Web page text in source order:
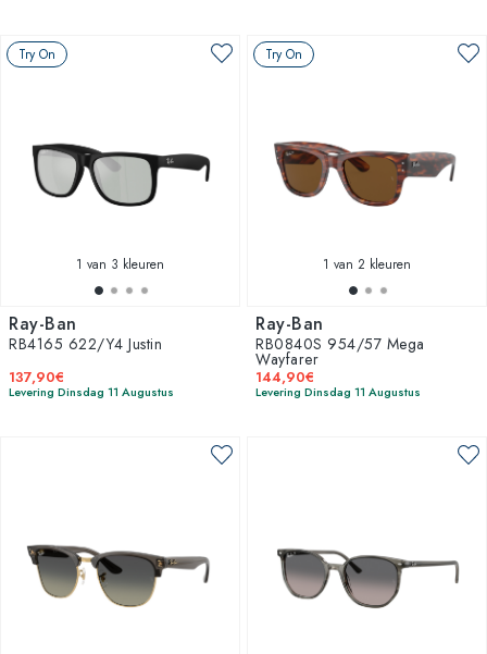
Try On
1 van 3 kleuren
Ray-Ban
RB4165 622/Y4 Justin
137,90€
Levering Dinsdag 11 Augustus
Try On
1 van 2 kleuren
Ray-Ban
RB0840S 954/57 Mega
Wayfarer
144,90€
Levering Dinsdag 11 Augustus